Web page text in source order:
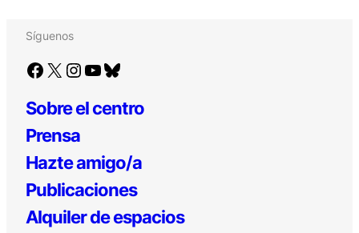
Síguenos
Facebook X Instagram YouTube Bluesky
Sobre el centro
Prensa
Hazte amigo/a
Publicaciones
Alquiler de espacios